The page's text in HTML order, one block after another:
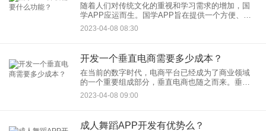
随着人们对传统文化的重视和学习需求的增加，国
学APP应运而生。国学APP旨在提供一个方便、快
捷的学习平台，使用户可以随时随地了解和学习传
统文化知识。本文将分析它需要的功能，包括基础
2023-04-08 08:30
开发一个垂直电商需要多少成本？
在当前的数字时代，电商平台已经成为了商业领域
的一个重要组成部分，垂直电商也随之而来。垂直
电商指的是专注于某一特定品类或行业的电商平
台，比如专门销售化妆品或者食品的电商平台。但
2023-04-08 09:00
成人舞蹈APP开发有优势么？